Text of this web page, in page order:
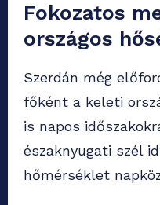
Fokozatos
országos
Szerdán még
főként a keleti
is napos
északnyugati szél
hőmérséklet